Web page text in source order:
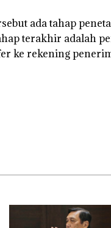
ada tahap
terakhir adalah
ke rekening
UMRAH:
Tahun